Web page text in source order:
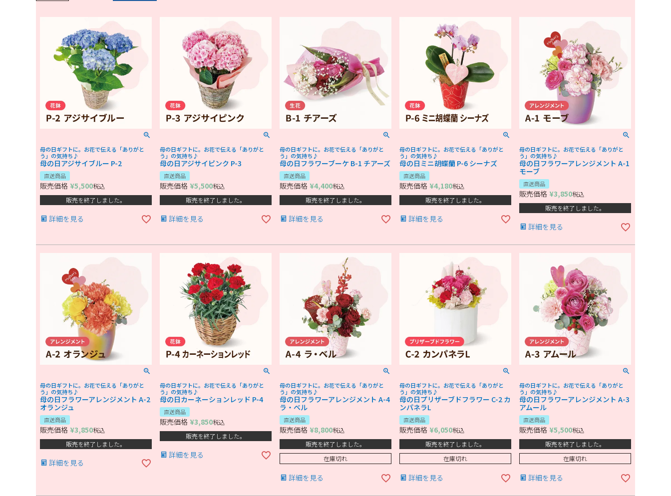
母の日ギフトに。お花で伝える「ありがと
う」の気持ち♪
母の日アジサイブルー P-2
直送商品
販売価格 ¥5,500税込
販売を終了しました。
詳細を見る
母の日ギフトに。お花で伝える「ありがと
う」の気持ち♪
母の日アジサイピンク P-3
直送商品
販売価格 ¥5,500税込
販売を終了しました。
詳細を見る
母の日ギフトに。お花で伝える「ありがと
う」の気持ち♪
母の日フラワーブーケ B-1 チアーズ
直送商品
販売価格 ¥4,400税込
販売を終了しました。
詳細を見る
母の日ギフトに。お花で伝える「ありがと
う」の気持ち♪
母の日ミニ胡蝶蘭 P-6 シーナズ
直送商品
販売価格 ¥4,180税込
販売を終了しました。
詳細を見る
母の日ギフトに。お花で伝える「ありがと
う」の気持ち♪
母の日フラワーアレンジメント A-1
モーブ
直送商品
販売価格 ¥3,850税込
販売を終了しました。
詳細を見る
母の日ギフトに。お花で伝える「ありがと
う」の気持ち♪
母の日フラワーアレンジメント A-2
オランジュ
直送商品
販売価格 ¥3,850税込
販売を終了しました。
詳細を見る
母の日ギフトに。お花で伝える「ありがと
う」の気持ち♪
母の日カーネーションレッド P-4
直送商品
販売価格 ¥3,850税込
販売を終了しました。
詳細を見る
母の日ギフトに。お花で伝える「ありがと
う」の気持ち♪
母の日フラワーアレンジメント A-4
ラ・ベル
直送商品
販売価格 ¥8,800税込
販売を終了しました。
在庫切れ
詳細を見る
母の日ギフトに。お花で伝える「ありがと
う」の気持ち♪
母の日プリザーブドフラワー C-2 カ
ンパネラL
直送商品
販売価格 ¥6,050税込
販売を終了しました。
在庫切れ
詳細を見る
母の日ギフトに。お花で伝える「ありがと
う」の気持ち♪
母の日フラワーアレンジメント A-3
アムール
直送商品
販売価格 ¥5,500税込
販売を終了しました。
在庫切れ
詳細を見る